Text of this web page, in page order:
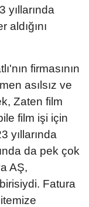
aldığını
firmasının
asılsız ve
Zaten film
film işi için
yıllarında
da pek çok
AŞ,
Fatura